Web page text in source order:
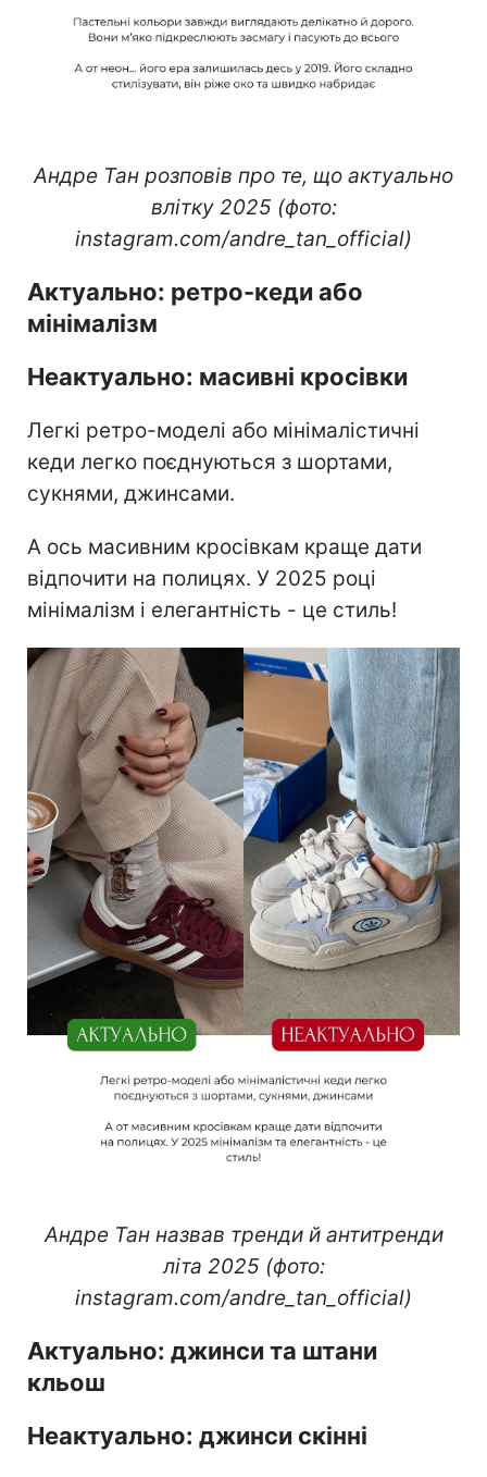
Андре Тан розповів про те, що актуально
влітку 2025 (фото:
instagram.com/andre_tan_official)
Актуально: ретро-кеди або
мінімалізм
Неактуально: масивні кросівки
Легкі ретро-моделі або мінімалістичні
кеди легко поєднуються з шортами,
сукнями, джинсами.
А ось масивним кросівкам краще дати
відпочити на полицях. У 2025 році
мінімалізм і елегантність - це стиль!
Андре Тан назвав тренди й антитренди
літа 2025 (фото:
instagram.com/andre_tan_official)
Актуально: джинси та штани
кльош
Неактуально: джинси скінні